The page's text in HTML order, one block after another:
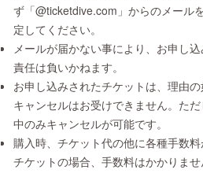
ず「@ticketdive.com」からのメール
定してください。
メールが届かない事により、お申し
責任は負いかねます。
お申し込みされたチケットは、理由
キャンセルはお受けできません。た
中のみキャンセルが可能です。
購入時、チケット代の他に各種手数
チケットの場合、手数料はかかりませ